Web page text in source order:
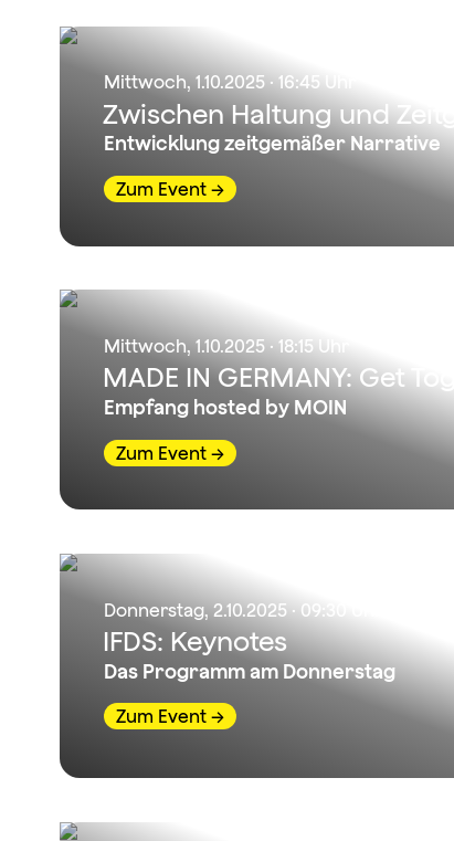
Mittwoch, 1.10.2025 · 16:45 Uhr
Zwischen Haltung und
Entwicklung zeitgemäßer Narrative
Zum Event
Mittwoch, 1.10.2025 · 18:15 Uhr
MADE IN GERMANY: Get
Empfang hosted by MOIN
Zum Event
Donnerstag, 2.10.2025 · 09:30 Uhr
IFDS: Keynotes
Das Programm am Donnerstag
Zum Event